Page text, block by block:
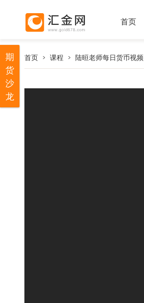
首页
首页 课程 陆晅老师每日货币视频
期
货
沙
龙